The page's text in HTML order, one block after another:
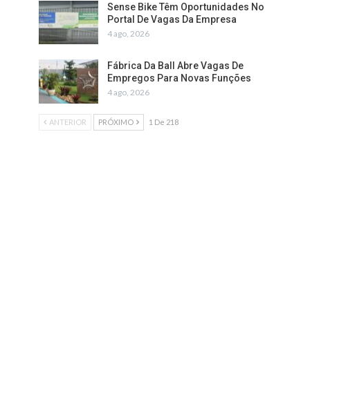
Sense Bike Têm Oportunidades No
Portal De Vagas Da Empresa
4 ago, 2026
Fábrica Da Ball Abre Vagas De
Empregos Para Novas Funções
4 ago, 2026
ANTERIOR PRÓXIMO 1 De 218